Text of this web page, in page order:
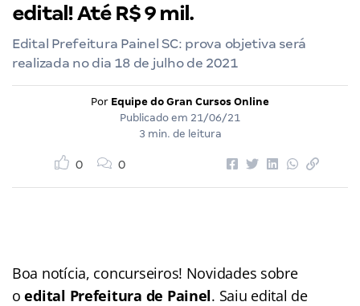
edital! Até R$ 9 mil.
Edital Prefeitura Painel SC: prova objetiva será
realizada no dia 18 de julho de 2021
Por Equipe do Gran Cursos Online
Publicado em 21/06/21
3 min. de leitura
0 0
Boa notícia, concurseiros! Novidades sobre
oedital Prefeitura de Painel. Saiu edital de